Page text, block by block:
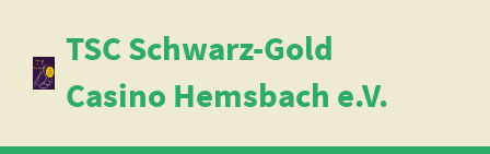
TSC Schwarz-Gold
Casino Hemsbach e.V.